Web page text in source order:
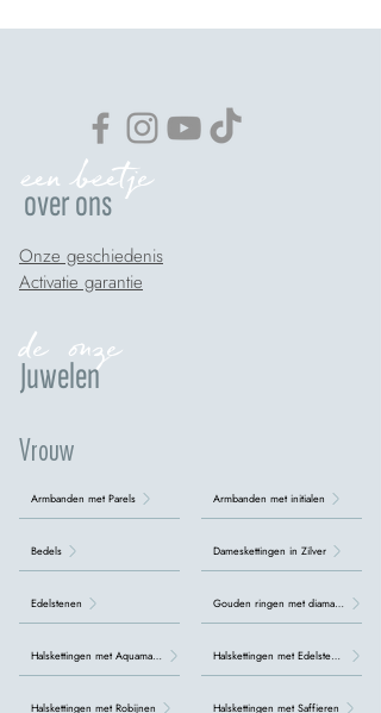
over ons
een beetje
Onze geschiedenis
Activatie garantie
de onze
Juwelen
Vrouw
Armbanden met Parels
Bedels
Edelstenen
Halskettingen met Aquamarijn
Halskettingen met Robijnen
Armbanden met initialen
Dameskettingen in Zilver
Gouden ringen met diamanten
Halskettingen met Edelstenen
Halskettingen met Saffieren